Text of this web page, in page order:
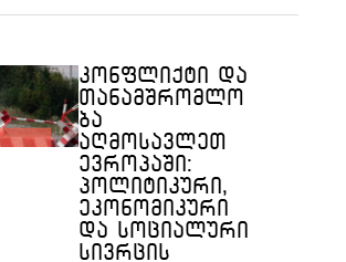
ᲙᲝᲜᲤᲚᲘᲥᲢᲘ ᲓᲐ
ᲗᲐᲜᲐᲛᲨᲠᲝᲛᲚᲝ
ᲑᲐ
ᲐᲦᲛᲝᲡᲐᲕᲚᲔᲗ
ᲔᲕᲠᲝᲞᲐᲨᲘ:
ᲞᲝᲚᲘᲢᲘᲙᲣᲠᲘ,
ᲔᲙᲝᲜᲝᲛᲘᲙᲣᲠᲘ
ᲓᲐ ᲡᲝᲪᲘᲐᲚᲣᲠᲘ
ᲡᲘᲕᲠᲪᲘᲡ